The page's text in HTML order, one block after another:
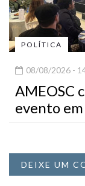
POLÍTICA
08/08/2026 -
AMEOSC
evento
DEIXE UM